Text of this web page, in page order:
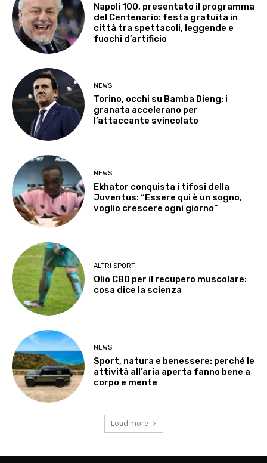
Napoli 100, presentato il programma
del Centenario: festa gratuita in
città tra spettacoli, leggende e
fuochi d’artificio
NEWS
Torino, occhi su Bamba Dieng: i
granata accelerano per
l’attaccante svincolato
NEWS
Ekhator conquista i tifosi della
Juventus: “Essere qui è un sogno,
voglio crescere ogni giorno”
ALTRI SPORT
Olio CBD per il recupero muscolare:
cosa dice la scienza
NEWS
Sport, natura e benessere: perché le
attività all’aria aperta fanno bene a
corpo e mente
Load more